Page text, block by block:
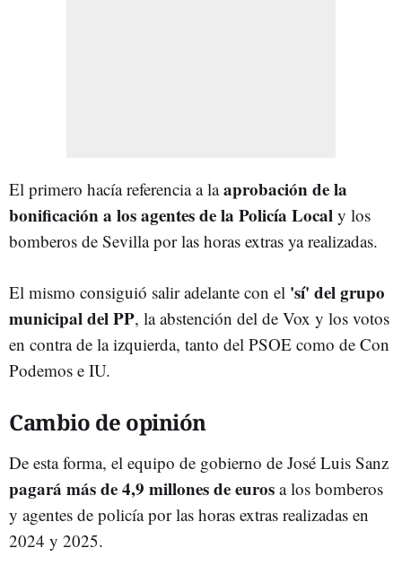
El primero hacía referencia a laaprobación de la
bonificación a los agentes de la Policía Local y los
bomberos de Sevilla por las horas extras ya realizadas.
El mismo consiguió salir adelante con el 'sí' del grupo
municipal del PP, la abstención del de Vox y los votos
en contra de la izquierda, tanto del PSOE como de Con
Podemos e IU.
Cambio de opinión
De esta forma, el equipo de gobierno de José Luis Sanz
pagará más de 4,9 millones de euros a los bomberos
y agentes de policía por las horas extras realizadas en
2024 y 2025.